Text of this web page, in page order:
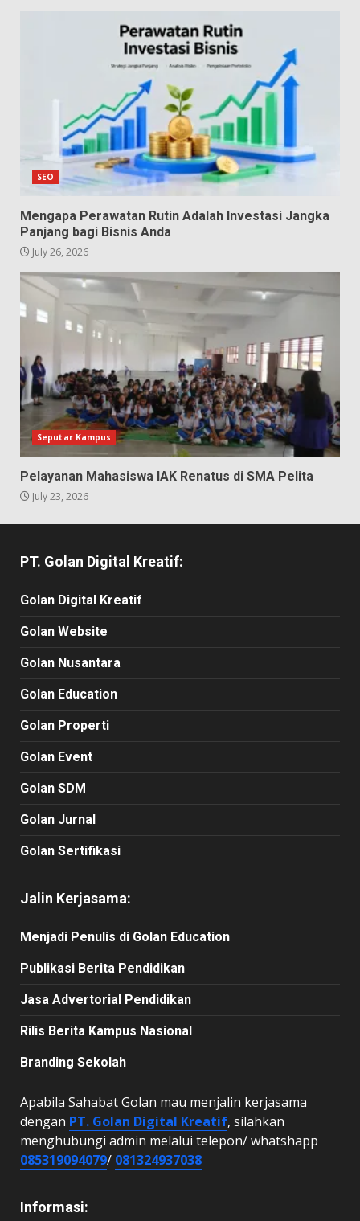
SEO
Mengapa Perawatan Rutin Adalah Investasi Jangka
Panjang bagi Bisnis Anda
July 26, 2026
Seputar Kampus
Pelayanan Mahasiswa IAK Renatus di SMA Pelita
July 23, 2026
PT. Golan Digital Kreatif:
Golan Digital Kreatif
Golan Website
Golan Nusantara
Golan Education
Golan Properti
Golan Event
Golan SDM
Golan Jurnal
Golan Sertifikasi
Jalin Kerjasama:
Menjadi Penulis di Golan Education
Publikasi Berita Pendidikan
Jasa Advertorial Pendidikan
Rilis Berita Kampus Nasional
Branding Sekolah
Apabila Sahabat Golan mau menjalin kerjasama
dengan PT. Golan Digital Kreatif, silahkan
menghubungi admin melalui telepon/ whatshapp
085319094079/ 081324937038
Informasi: